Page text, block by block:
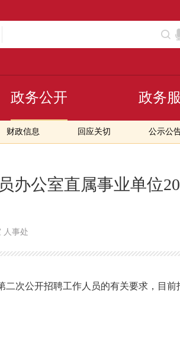
政务公开
财政信息 回应关切 公示公
政务
办公室直属事业单位
人事处
次公开招聘工作人员的有关要求，目